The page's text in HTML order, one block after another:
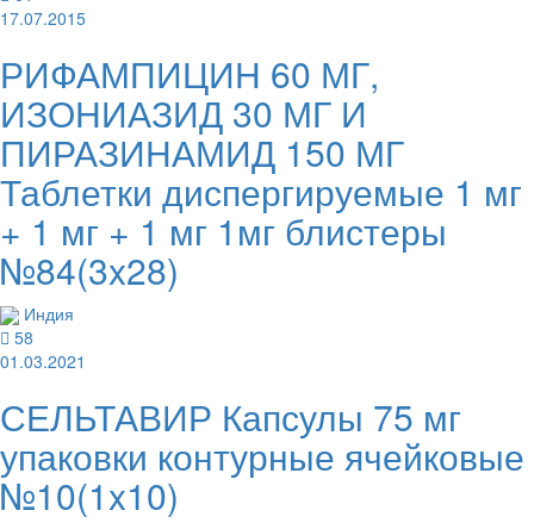
17.07.2015
РИФАМПИЦИН 60 МГ,
ИЗОНИАЗИД 30 МГ И
ПИРАЗИНАМИД 150 МГ
Таблетки диспергируемые 1 мг
+ 1 мг + 1 мг 1мг блистеры
№84(3x28)
Индия
58
01.03.2021
СЕЛЬТАВИР Капсулы 75 мг
упаковки контурные ячейковые
№10(1x10)